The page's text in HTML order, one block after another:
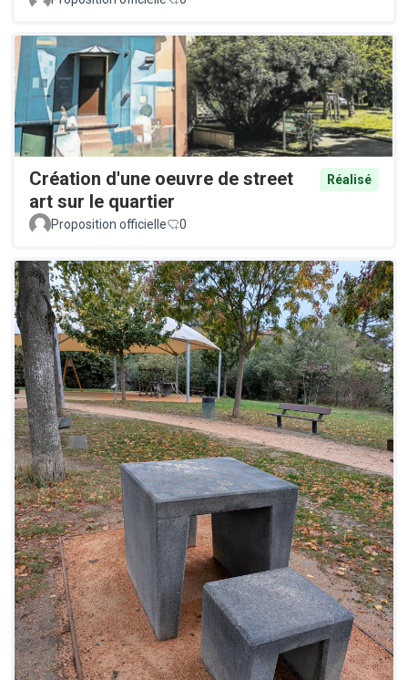
Création d'une oeuvre de street
art sur le quartier
Réalisé
Proposition officielle 0